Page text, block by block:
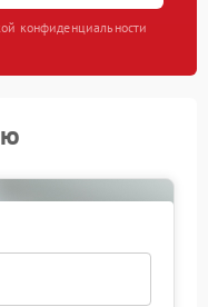
конфиденциальности